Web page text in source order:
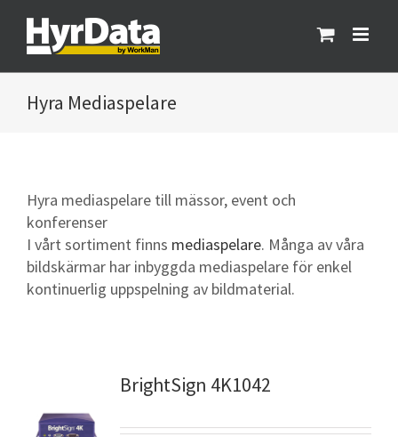
innehållet
Mediaspelare
Hyra mediaspelare till mässor, event och
konferenser
I vårt sortiment finns mediaspelare. Många av våra
bildskärmar har inbyggda mediaspelare för enkel
kontinuerlig uppspelning av bildmaterial.
BrightSign 4K1042